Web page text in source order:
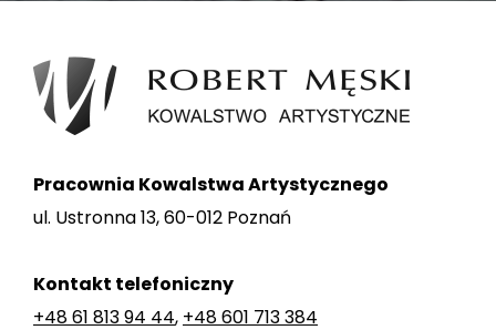
Pracownia Kowalstwa Artystycznego
ul. Ustronna 13, 60-012 Poznań
Kontakt telefoniczny
+48 61 813 94 44, +48 601 713 384